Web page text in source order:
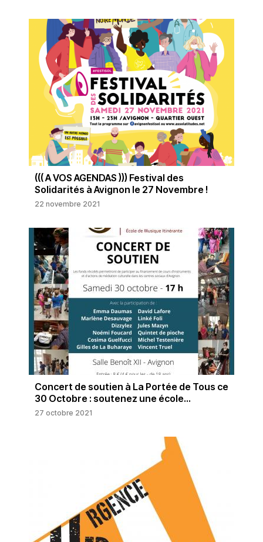
((( A VOS AGENDAS ))) Festival des
Solidarités à Avignon le 27 Novembre !
22 novembre 2021
Concert de soutien à La Portée de Tous ce
30 Octobre : soutenez une école...
27 octobre 2021